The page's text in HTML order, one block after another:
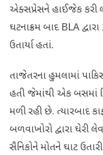
એક્સપ્રેસને હાઈજેક કરી
ઘટનાક્રમ બાદ BLA
ઉતાર્યા હતાં.
તાજેતરના હુમલામાં
હતી જેમાંથી એક બસમાં
મળી રહી છે. ત્યારબાદ
બળવાખોરો દ્વારા ઘેરી
સૈનિકોને મોતને ઘાટ